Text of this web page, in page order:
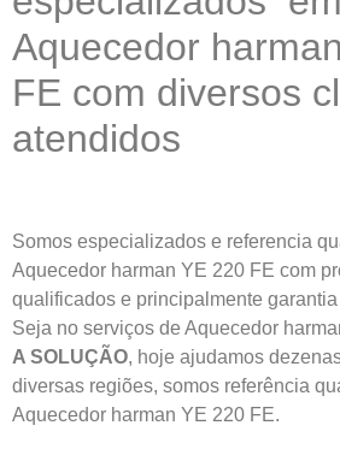
Aquecedor
FE com diversos
atendidos
Somos especializados e referencia
Aquecedor harman YE 220 FE com
qualificados e principalmente
Seja no serviços de Aquecedor
A SOLUÇÃO, hoje ajudamos
diversas regiões, somos referência
Aquecedor harman YE 220 FE.